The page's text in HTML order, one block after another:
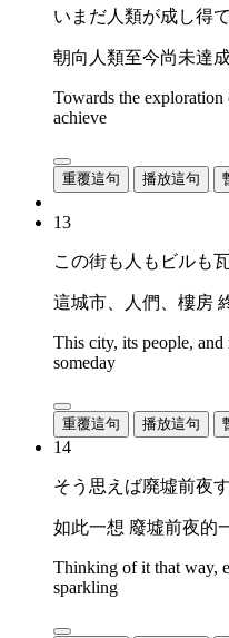
いまだ人類が成し得
朝向人類至今尚未達
Towards the
achieve
重覆這句 播放這句
13
この街も人もビルも
這城市、人們、樓房
This city, its people,
someday
重覆這句 播放這句
14
そう思えば廃墟前夜
如此一想 廢墟前夜的
Thinking of it that way,
sparkling